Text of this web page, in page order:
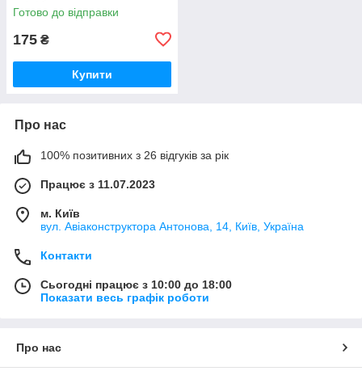
Готово до відправки
175 ₴
Купити
Про нас
100% позитивних з 26 відгуків за рік
Працює з 11.07.2023
м. Київ
вул. Авіаконструктора Антонова, 14, Київ, Україна
Контакти
Сьогодні працює з 10:00 до 18:00
Показати весь графік роботи
Про нас